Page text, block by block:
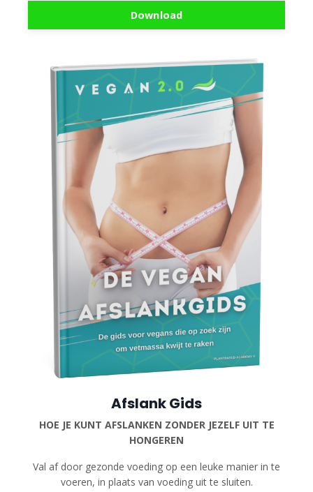
Download
Afslank Gids
HOE JE KUNT AFSLANKEN ZONDER JEZELF UIT TE
HONGEREN
Val af door gezonde voeding op een leuke manier in te
voeren, in plaats van voeding uit te sluiten.